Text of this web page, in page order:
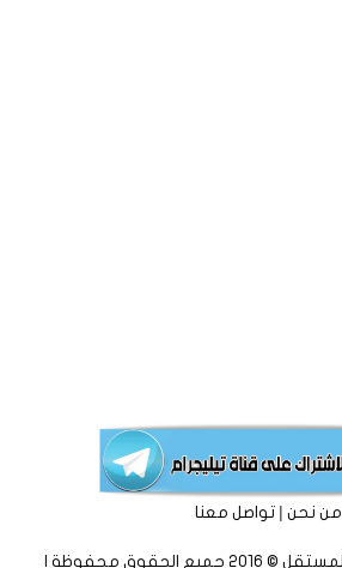
من نحن|تواصل معنا
موقع ( لا ) الأخباري المستقل © 2016 جميع الحقوق محفوظة |